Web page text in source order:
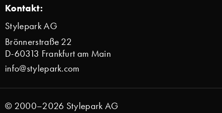
Kontakt:
Stylepark AG
Brönnerstraße 22
D-60313 Frankfurt am Main
info@stylepark.com
© 2000–2026 Stylepark AG